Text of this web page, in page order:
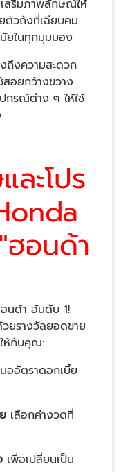
สริมภาพลักษณ์ให้
ตัวถังที่เฉียบคม
ยในทุกมุมมอง
ถึงความสะดวก
อยกว้างขวาง
ปกรณ์ต่าง ๆ ให้ใช้
ละโปร
อนด้า
นด้า อันดับ 1!
ยรางวัลยอดขาย
ห้กับคุณ:
ออัตราดอกเบี้ย
เลือกค่างวดที่
เพื่อเปลี่ยนเป็น